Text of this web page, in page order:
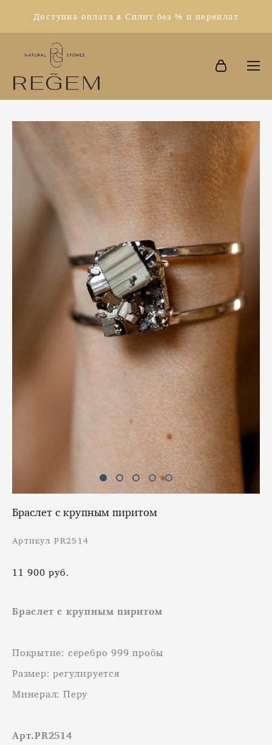
Доступна оплата в Сплит без % и переплат
Браслет с крупным пиритом
Артикул PR2514
11 900 pуб.
Браслет с крупным пиритом
Покрытие: серебро 999 пробы
Размер: регулируется
Минерал: Перу
Арт.PR2514